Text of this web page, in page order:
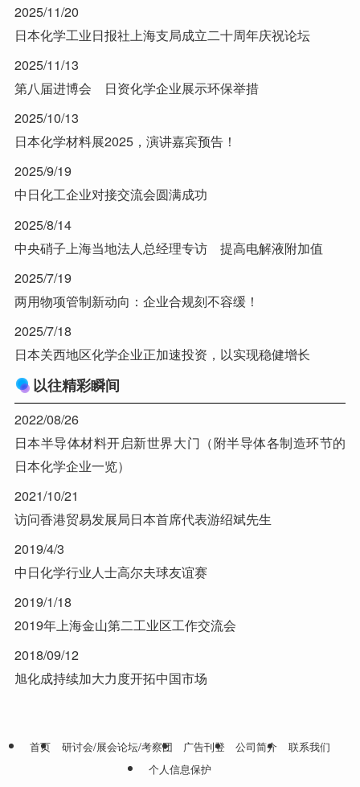
2025/11/20
日本化学工业日报社上海支局成立二十周年庆祝论坛
2025/11/13
第八届进博会 日资化学企业展示环保举措
2025/10/13
日本化学材料展2025，演讲嘉宾预告！
2025/9/19
中日化工企业对接交流会圆满成功
2025/8/14
中央硝子上海当地法人总经理专访 提高电解液附加值
2025/7/19
两用物项管制新动向：企业合规刻不容缓！
2025/7/18
日本关西地区化学企业正加速投资，以实现稳健增长
以往精彩瞬间
2022/08/26
日本半导体材料开启新世界大门（附半导体各制造环节的
日本化学企业一览）
2021/10/21
访问香港贸易发展局日本首席代表游绍斌先生
2019/4/3
中日化学行业人士高尔夫球友谊赛
2019/1/18
2019年上海金山第二工业区工作交流会
2018/09/12
旭化成持续加大力度开拓中国市场
首页 研讨会/展会论坛/考察团 广告刊登 公司简介
联系我们
个人信息保护